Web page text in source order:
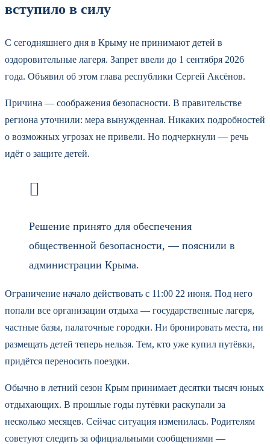
вступило в силу
С сегодняшнего дня в Крыму не принимают детей в
оздоровительные лагеря. Запрет ввели до 1 сентября 2026
года. Объявил об этом глава республики Сергей Аксёнов.
Причина — соображения безопасности. В правительстве
региона уточнили: мера вынужденная. Никаких подробностей
о возможных угрозах не привели. Но подчеркнули — речь
идёт о защите детей.
Решение принято для обеспечения
общественной безопасности, — пояснили в
администрации Крыма.
Ограничение начало действовать с 11:00 22 июня. Под него
попали все организации отдыха — государственные лагеря,
частные базы, палаточные городки. Ни бронировать места, ни
размещать детей теперь нельзя. Тем, кто уже купил путёвки,
придётся переносить поездки.
Обычно в летний сезон Крым принимает десятки тысяч юных
отдыхающих. В прошлые годы путёвки раскупали за
несколько месяцев. Сейчас ситуация изменилась. Родителям
советуют следить за официальными сообщениями —